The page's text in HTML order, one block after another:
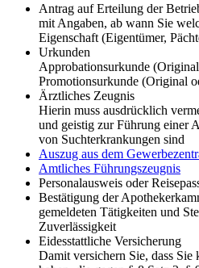
Antrag auf Erteilung der
mit Angaben, ab wann Sie
Eigenschaft (Eigentümer,
Urkunden
Approbationsurkunde
Promotionsurkunde (Original
Ärztliches Zeugnis
Hierin muss ausdrücklich
und geistig zur Führung einer
von Suchterkrankungen sind
Auszug aus dem
Amtliches Führungszeugnis
Personalausweis oder
Bestätigung der
gemeldeten Tätigkeiten und
Zuverlässigkeit
Eidesstattliche Versicherung
Damit versichern Sie, dass